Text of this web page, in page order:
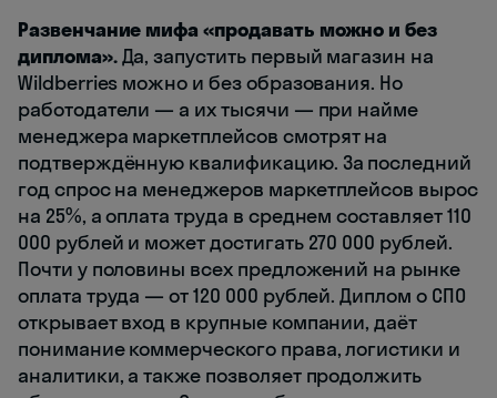
Развенчание мифа «продавать можно и без
диплома».Да, запустить первый магазин на
Wildberries можно и без образования. Но
работодатели — а их тысячи — при найме
менеджера маркетплейсов смотрят на
подтверждённую квалификацию. За последний
год спрос на менеджеров маркетплейсов вырос
на 25%, а оплата труда в среднем составляет 110
000 рублей и может достигать 270 000 рублей.
Почти у половины всех предложений на рынке
оплата труда — от 120 000 рублей. Диплом о СПО
открывает вход в крупные компании, даёт
понимание коммерческого права, логистики и
аналитики, а также позволяет продолжить